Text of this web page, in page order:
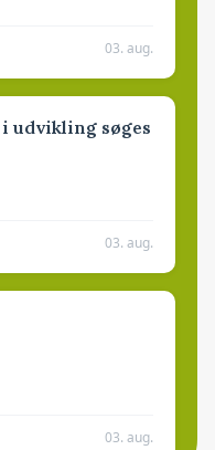
03. aug.
udvikling søges
03. aug.
03. aug.